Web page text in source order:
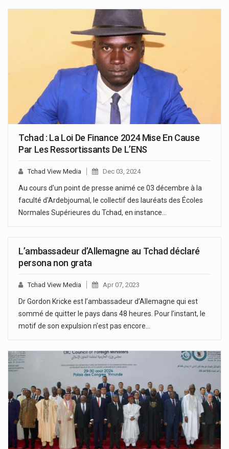
Tchad : La Loi De Finance 2024 Mise En Cause
Par Les Ressortissants De L’ENS
Tchad View Media Dec 03, 2024
Au cours d'un point de presse animé ce 03 décembre à la
faculté d'Ardebjoumal, le collectif des lauréats des Écoles
Normales Supérieures du Tchad, en instance…
L’ambassadeur d’Allemagne au Tchad déclaré
persona non grata
Tchad View Media Apr 07, 2023
Dr Gordon Kricke est l’ambassadeur d’Allemagne qui est
sommé de quitter le pays dans 48 heures. Pour l’instant, le
motif de son expulsion n’est pas encore…